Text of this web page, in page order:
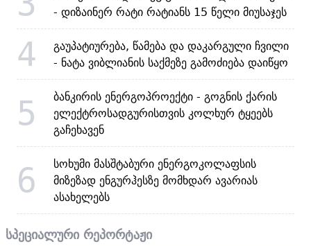
- დიზაინერ რატი რატიანს 15 წელი მიუსაჯეს
4
გაუპატიურება, წამება და დაკარგული ჩვილი
- ნატა ვიბლიანის საქმეზე გამოძიება დაიწყო
5
ბანკირის ენერგოპროექტი - გოგნის ქარის
ელექტროსადგურისთვის კოლხურ ტყეებს
გაჩეხავენ
6
სოხუმი მასშტაბური ენერგოკოლაფსის
მიზეზად ენგურჰესზე მომხდარ ავარიას
ასახელებს
სპეციალური რეპორტაჟი